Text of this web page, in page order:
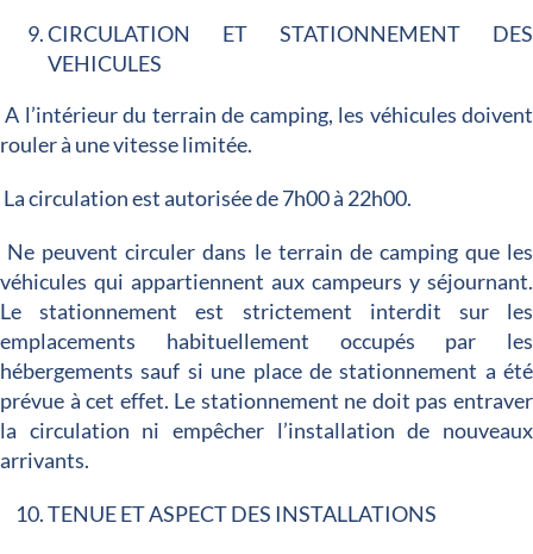
CIRCULATION ET STATIONNEMENT DES
VEHICULES
A l’intérieur du terrain de camping, les véhicules doivent
rouler à une vitesse limitée.
La circulation est autorisée de 7h00 à 22h00.
Ne peuvent circuler dans le terrain de camping que les
véhicules qui appartiennent aux campeurs y séjournant.
Le stationnement est strictement interdit sur les
emplacements habituellement occupés par les
hébergements sauf si une place de stationnement a été
prévue à cet effet. Le stationnement ne doit pas entraver
la circulation ni empêcher l’installation de nouveaux
arrivants.
TENUE ET ASPECT DES INSTALLATIONS